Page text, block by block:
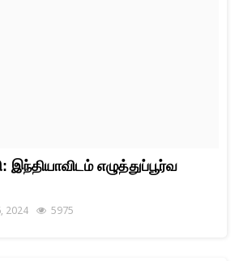
இந்தியாவிடம் எழுத்துப்பூர்வ
2024 5975